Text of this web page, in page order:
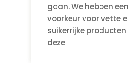
gaan. We hebben een
voorkeur voor vette
suikerrijke
deze